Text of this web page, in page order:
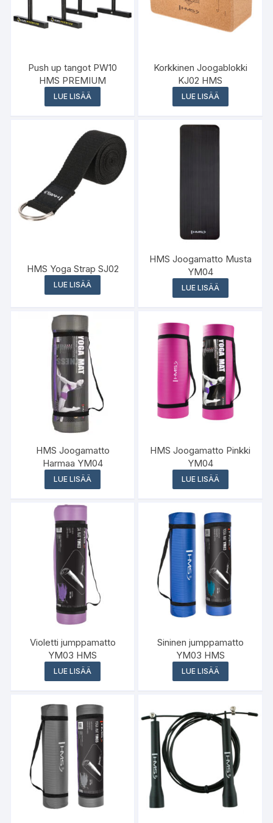
Push up tangot PW10
HMS PREMIUM
LUE LISÄÄ
Korkkinen Joogablokki
KJ02 HMS
LUE LISÄÄ
HMS Yoga Strap SJ02
LUE LISÄÄ
HMS Joogamatto Musta
YM04
LUE LISÄÄ
HMS Joogamatto
Harmaa YM04
LUE LISÄÄ
HMS Joogamatto Pinkki
YM04
LUE LISÄÄ
Violetti jumppamatto
YM03 HMS
LUE LISÄÄ
Sininen jumppamatto
YM03 HMS
LUE LISÄÄ